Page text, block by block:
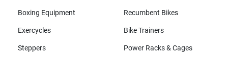
Boxing Equipment Recumbent Bikes
Exercycles Bike Trainers
Steppers Power Racks & Cages